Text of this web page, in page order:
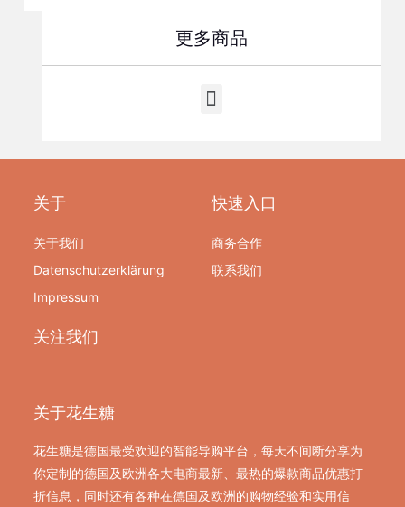
更多商品
关于
关于我们
Datenschutzerklärung
Impressum
快速入口
商务合作
联系我们
关注我们
关于花生糖
花生糖是德国最受欢迎的智能导购平台，每天不间断分享为
你定制的德国及欧洲各大电商最新、最热的爆款商品优惠打
折信息，同时还有各种在德国及欧洲的购物经验和实用信